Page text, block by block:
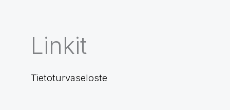
Linkit
Tietoturvaseloste